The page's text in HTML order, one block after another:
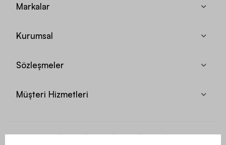
Markalar
Kurumsal
Sözleşmeler
Müşteri Hizmetleri